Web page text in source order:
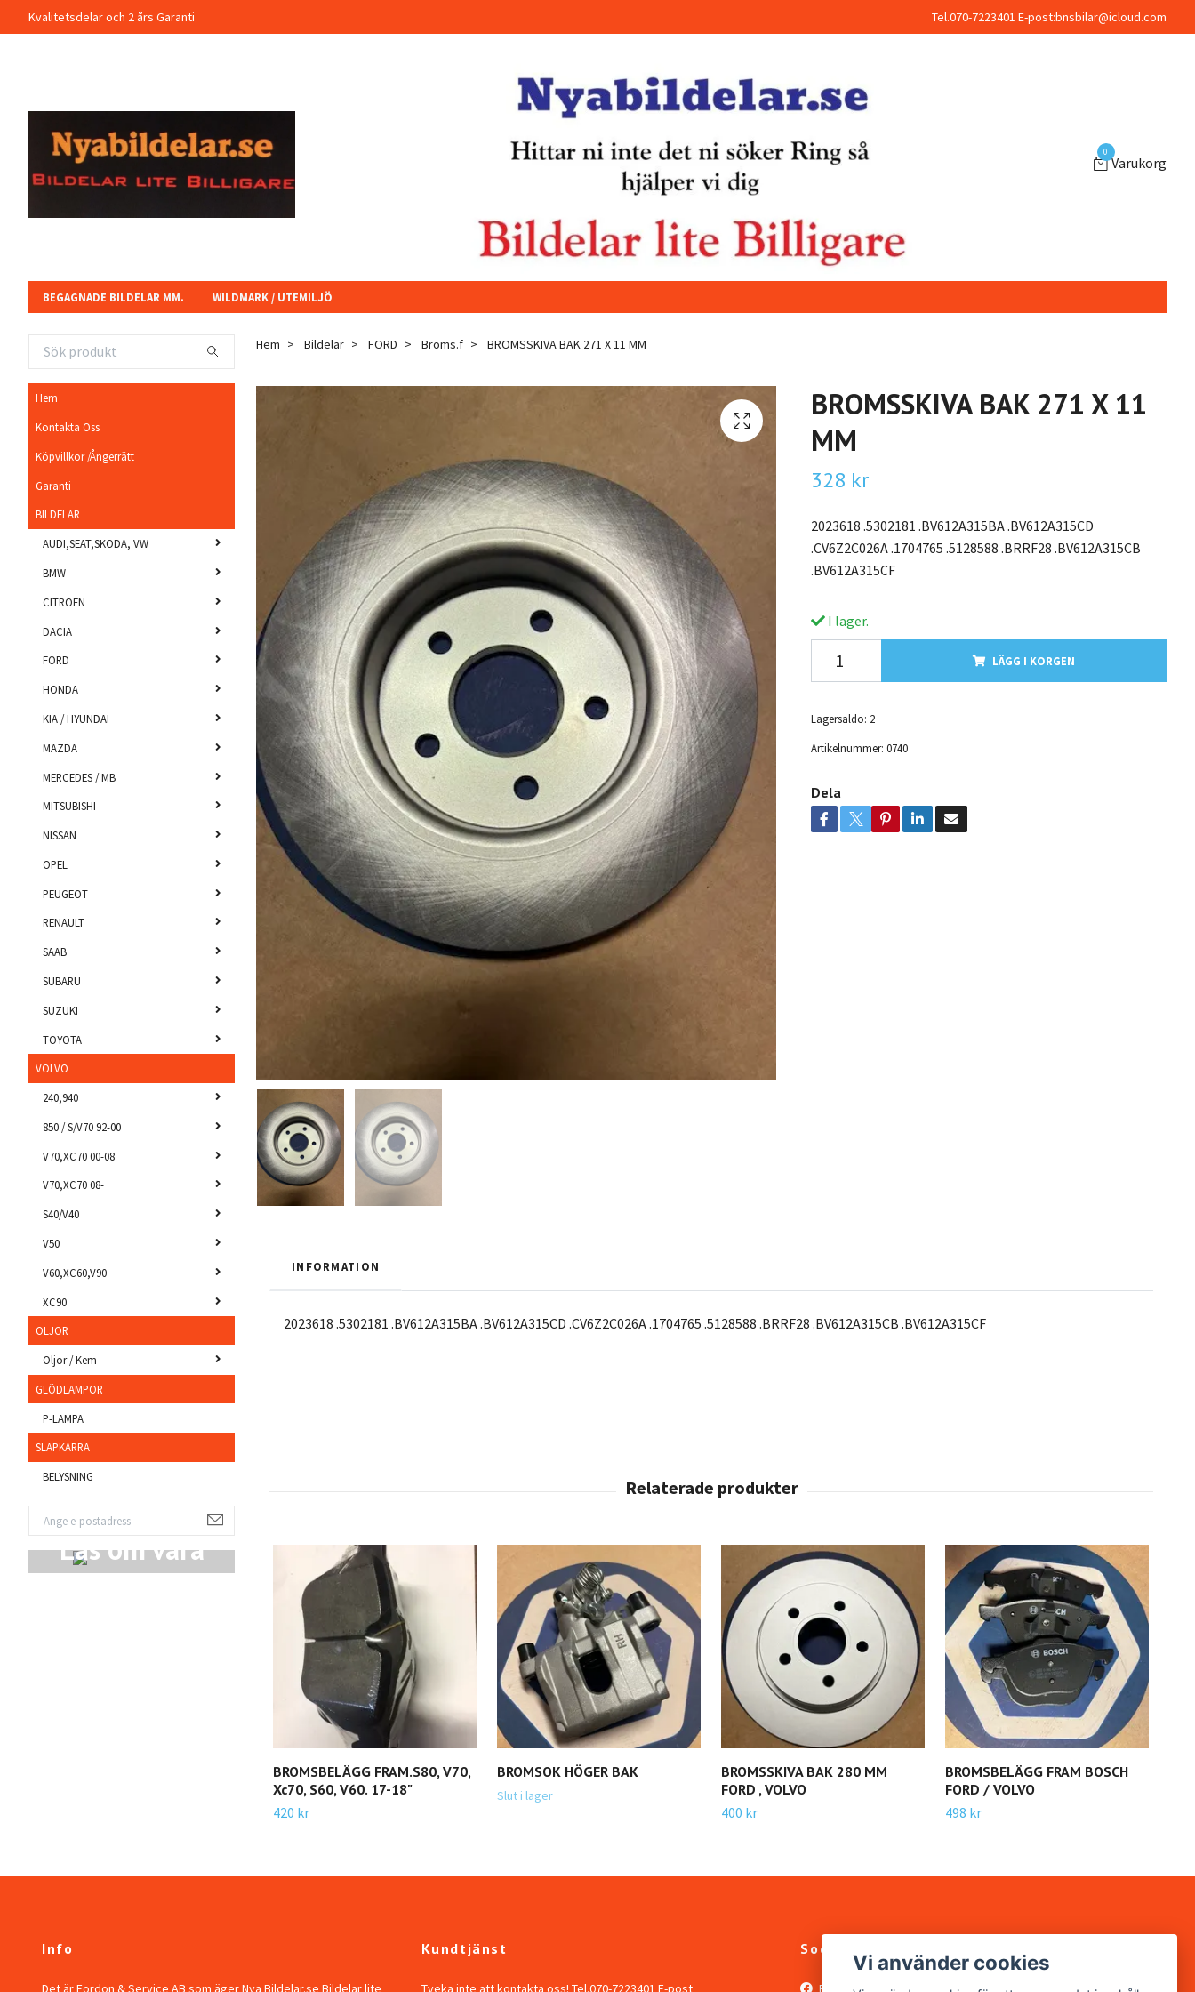
Kvalitetsdelar och 2 års Garanti Tel.070-7223401 E-post:bnsbilar@icloud.com
0
Varukorg
BEGAGNADE BILDELAR MM. WILDMARK / UTEMILJÖ
Hem
Kontakta Oss
Köpvillkor /Ångerrätt
Garanti
BILDELAR
AUDI,SEAT,SKODA, VW
BMW
CITROEN
DACIA
FORD
HONDA
KIA / HYUNDAI
MAZDA
MERCEDES / MB
MITSUBISHI
NISSAN
OPEL
PEUGEOT
RENAULT
SAAB
SUBARU
SUZUKI
TOYOTA
VOLVO
240,940
850 / S/V70 92-00
V70,XC70 00-08
V70,XC70 08-
S40/V40
V50
V60,XC60,V90
XC90
OLJOR
Oljor / Kem
GLÖDLAMPOR
P-LAMPA
SLÄPKÄRRA
BELYSNING
Läs om våra
Produkter
Hem Bildelar FORD Broms.f BROMSSKIVA BAK 271 X 11 MM
BROMSSKIVA BAK 271 X 11
MM
328 kr
2023618 .5302181 .BV612A315BA .BV612A315CD
.CV6Z2C026A .1704765 .5128588 .BRRF28 .BV612A315CB
.BV612A315CF
I lager.
LÄGG I KORGEN
Lagersaldo: 2
Artikelnummer: 0740
Dela
INFORMATION
2023618 .5302181 .BV612A315BA .BV612A315CD .CV6Z2C026A .1704765 .5128588 .BRRF28 .BV612A315CB .BV612A315CF
BROMSBELÄGG FRAM.S80, V70,
Xc70, S60, V60. 17-18"
420 kr
BROMSOK HÖGER BAK
Slut i lager
BROMSSKIVA BAK 280 MM
FORD , VOLVO
400 kr
BROMSBELÄGG FRAM BOSCH
FORD / VOLVO
498 kr
Info
Det är Fordon & Service AB som äger Nya Bildelar.se Bildelar lite
Kundtjänst
Tveka inte att kontakta oss! Tel.070-7223401 E-post
Sociala medier
Facebook
Vi använder cookies